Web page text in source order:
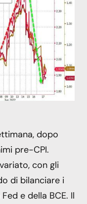
dopo
pre-CPI.
con gli
di bilanciare i
e della BCE. Il